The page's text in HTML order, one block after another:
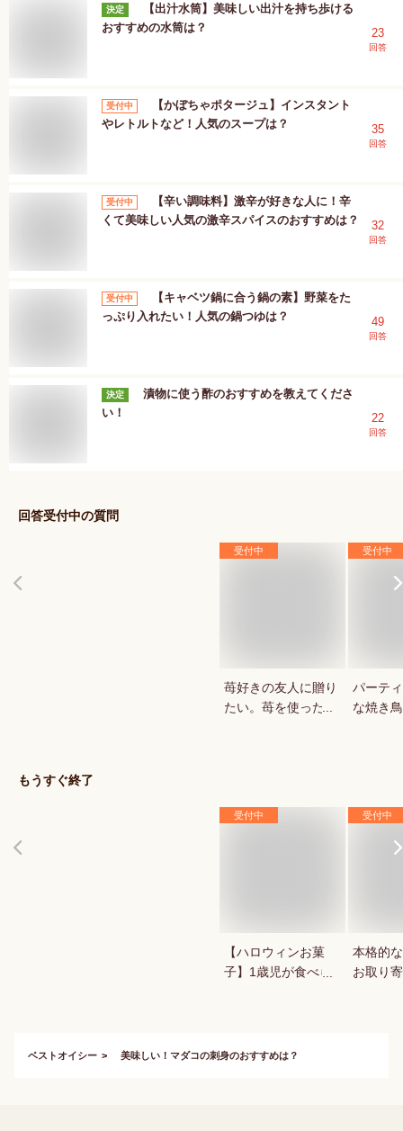
決定
【出汁水筒】美味しい出汁を持ち歩ける
おすすめの水筒は？
23
回答
受付中
【かぼちゃポタージュ】インスタント
やレトルトなど！人気のスープは？
35
回答
受付中
【辛い調味料】激辛が好きな人に！辛
くて美味しい人気の激辛スパイスのおすすめは？
32
回答
受付中
【キャベツ鍋に合う鍋の素】野菜をた
っぷり入れたい！人気の鍋つゆは？
49
回答
決定
漬物に使う酢のおすすめを教えてくださ
い！
22
回答
回答受付中の質問
受付中
苺好きの友人に贈り
たい。苺を使ったお
受付中
パーテ
な焼き
もうすぐ終了
受付中
【ハロウィンお菓
子】1歳児が食べら
受付中
本格的
お取り
ベストオイシー 美味しい！マダコの刺身のおすすめは？